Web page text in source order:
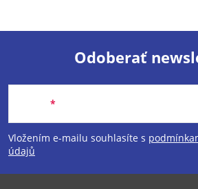
Z
á
p
Odoberať
Vložením e-mailu souhlasíte s
údajů